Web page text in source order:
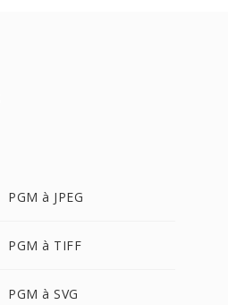
PGM à JPEG
PGM à TIFF
PGM à SVG